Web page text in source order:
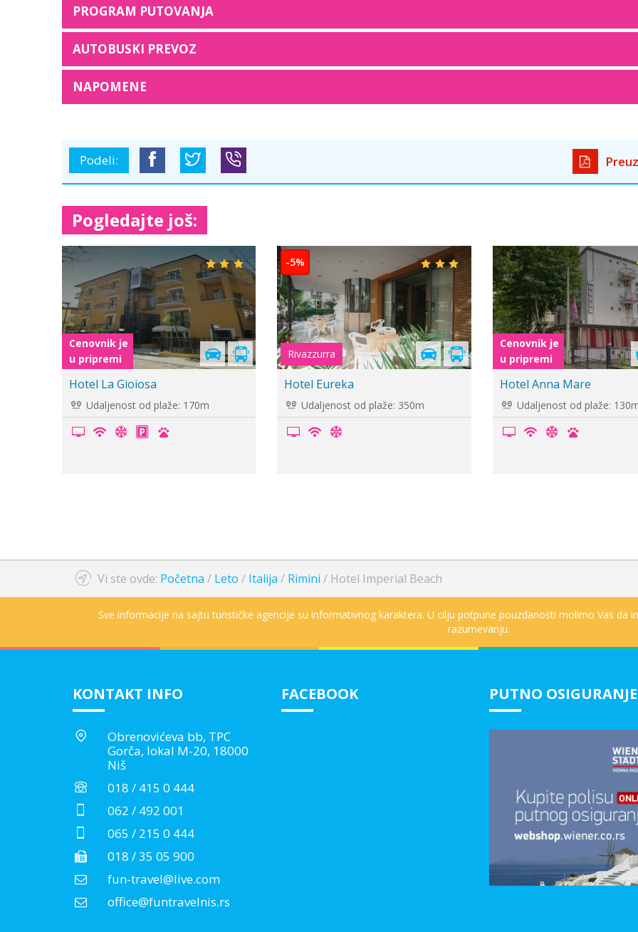
PROGRAM PUTOVANJA
AUTOBUSKI PREVOZ
NAPOMENE
Podeli:
Pogledajte još:
Cenovnik je
u pripremi
Hotel Nanni
Udaljenost od plaže: 300m
Cenovnik je
u pripremi
Hotel Madrid
Udaljenost od plaže: 180m
Cenovnik je
u pripremi
Hotel Bianca Vela
Udaljenost od plaže:
Vi ste ovde: Početna / Leto / Italija / Rimini / Hotel Imperial Beach
Sve informacije na sajtu turističke agencije su informativnog karaktera. U cilju potpune pouzdanosti molimo Vas da
razumevanju.
KONTAKT INFO
Obrenovićeva bb, TPC
Gorča, lokal M-20, 18000
Niš
018 / 415 0 444
062 / 492 001
065 / 215 0 444
018 / 35 05 900
fun-travel@live.com
office@funtravelnis.rs
FACEBOOK PUTNO OSIGURANJE